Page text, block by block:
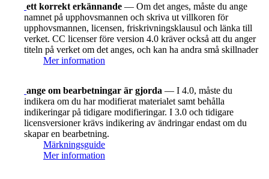
ett korrekt erkännande — Om det anges, måste du ange
namnet på upphovsmannen och skriva ut villkoren för
upphovsmannen, licensen, friskrivningsklausul och länka till
verket. CC licenser före version 4.0 kräver också att du anger
titeln på verket om det anges, och kan ha andra små skillnader
Mer information
ange om bearbetningar är gjorda — I 4.0, måste du
indikera om du har modifierat materialet samt behålla
indikeringar på tidigare modifieringar. I 3.0 och tidigare
licensversioner krävs indikering av ändringar endast om du
skapar en bearbetning.
Märkningsguide
Mer information